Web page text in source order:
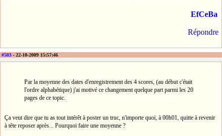
EfCeBa
Répondre
#503 - 22-10-2009 15:57:46
Par la moyenne des dates d'enregistrement des 4 scores, (au début c'était
l'ordre alphabétique) j'ai motivé ce changement quelque part parmi les 20
pages de ce topic.
Ça veut dire que tu as tout intérêt à poster un truc, n'importe quoi, à 00h01, quitte à revenir
à tête reposer après... Pourquoi faire une moyenne ?